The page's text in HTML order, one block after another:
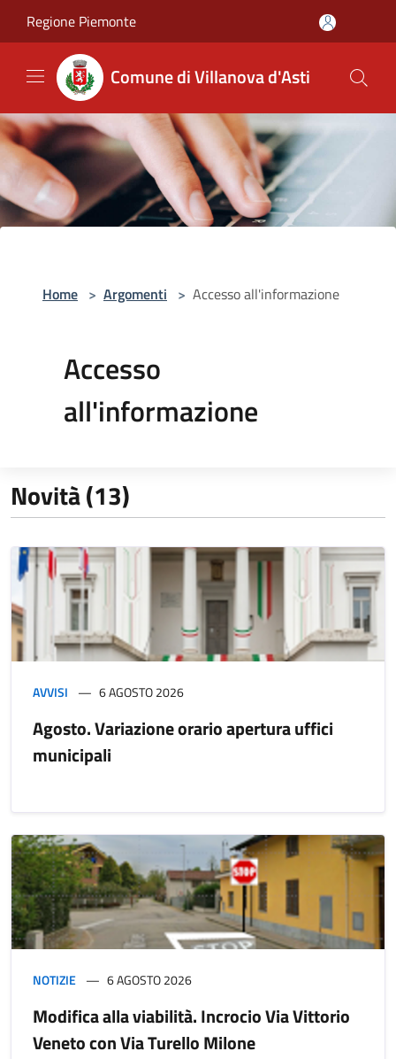
Regione Piemonte
Comune di Villanova d'Asti
Home > Argomenti > Accesso all'informazione
Accesso
all'informazione
Novità (13)
AVVISI 6 AGOSTO 2026
Agosto. Variazione orario apertura uffici
municipali
NOTIZIE 6 AGOSTO 2026
Modifica alla viabilità. Incrocio Via Vittorio
Veneto con Via Turello Milone